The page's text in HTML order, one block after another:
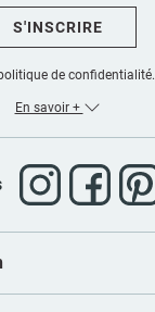
S'INSCRIRE
de confidentialité.
En savoir +